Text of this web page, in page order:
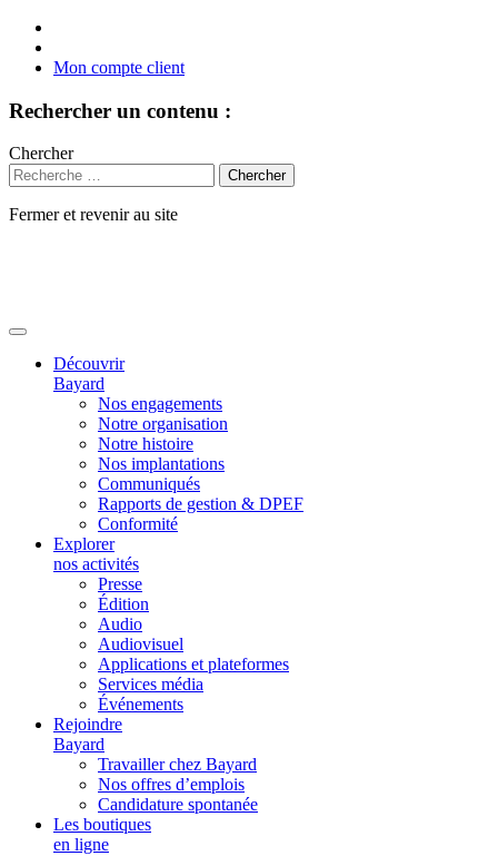
Mon compte client
Rechercher un contenu :
Chercher
Fermer et revenir au site
Découvrir
Bayard
Nos engagements
Notre organisation
Notre histoire
Nos implantations
Communiqués
Rapports de gestion & DPEF
Conformité
Explorer
nos activités
Presse
Édition
Audio
Audiovisuel
Applications et plateformes
Services média
Événements
Rejoindre
Bayard
Travailler chez Bayard
Nos offres d’emplois
Candidature spontanée
Les boutiques
en ligne